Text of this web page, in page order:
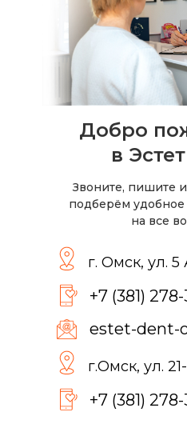
estet-dent-
+7 (381)
г. Омск, ул.
г.Омск, ул.
+7 (381)
Звоните, пишите
подберём
на все
Добро
в